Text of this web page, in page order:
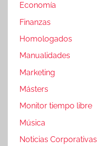
Economía
Finanzas
Homologados
Manualidades
Marketing
Másters
Monitor tiempo libre
Música
Noticias Corporativas